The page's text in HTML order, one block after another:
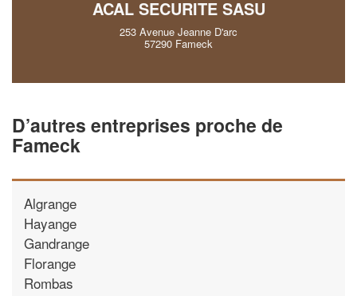
ACAL SECURITE SASU
253 Avenue Jeanne D'arc
57290 Fameck
D’autres entreprises proche de
Fameck
Algrange
Hayange
Gandrange
Florange
Rombas